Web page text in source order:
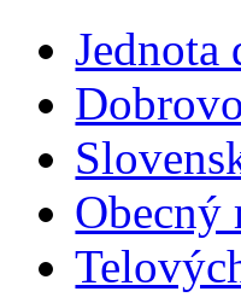
Jednota